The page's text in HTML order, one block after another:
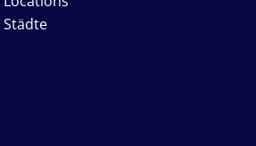
Städte